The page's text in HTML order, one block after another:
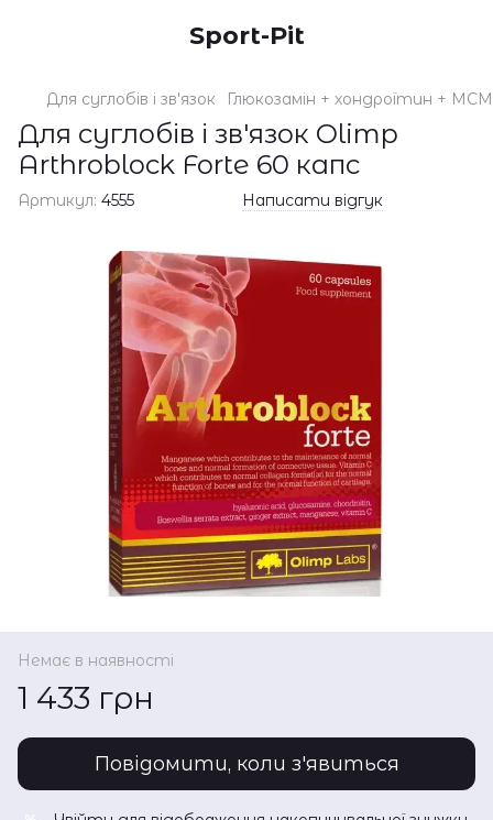
Sport-Pit
Для суглобів і зв'язок Глюкозамін + хондроїтин + МСМ
Для суглобів і зв'язок Olimp
Arthroblock Forte 60 капс
Артикул: 4555 Написати відгук
Немає в наявності
1 433 грн
Повідомити, коли з'явиться